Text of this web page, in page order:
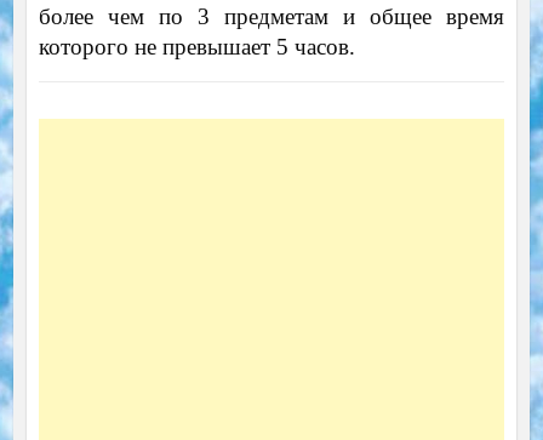
более чем по 3 предметам и общее время
которого не превышает 5 часов.